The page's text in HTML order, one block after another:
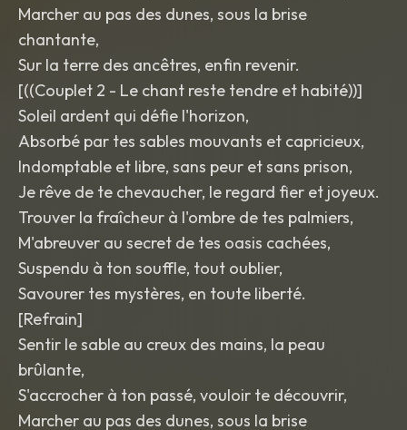
Marcher au pas des dunes, sous la brise
chantante,
Sur la terre des ancêtres, enfin revenir.
​[((Couplet 2 - Le chant reste tendre et habité))]
Soleil ardent qui défie l'horizon,
Absorbé par tes sables mouvants et capricieux,
Indomptable et libre, sans peur et sans prison,
Je rêve de te chevaucher, le regard fier et joyeux.
Trouver la fraîcheur à l'ombre de tes palmiers,
M'abreuver au secret de tes oasis cachées,
Suspendu à ton souffle, tout oublier,
Savourer tes mystères, en toute liberté.
​[Refrain]
Sentir le sable au creux des mains, la peau
brûlante,
S'accrocher à ton passé, vouloir te découvrir,
Marcher au pas des dunes, sous la brise